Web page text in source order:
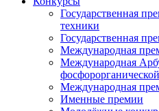
Государственная
техники
Государственная
Международная
Международная
Международная
Именные премии